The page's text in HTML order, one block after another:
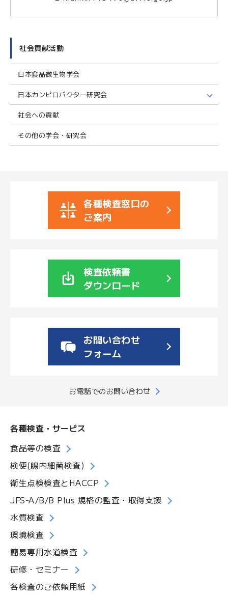
社会貢献活動
日本食品微生物学会
日本カンピロバクター研究会
社会への貢献
その他の学会・研究会
各種検査窓口の
ご案内
検査依頼書
ダウンロード
お問い合わせ
フォーム
お電話でのお問い合わせ
各種検査・サービス
食品等の検査
検便(腸内細菌検査)
衛生点検検査とHACCP
JFS-A/B/B Plus 規格の監査・取得支援
水質検査
環境検査
簡易専用水道検査
研修・セミナー
各検査のご依頼用紙